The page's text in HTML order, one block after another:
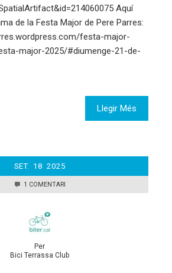
Aquí
de la Festa Major de Pere Parres:
festa-major-
major-2025/#diumenge-21-de-
Llegir Més
SET. 18 2025
1 COMENTARI
Per
Bici Terrassa Club